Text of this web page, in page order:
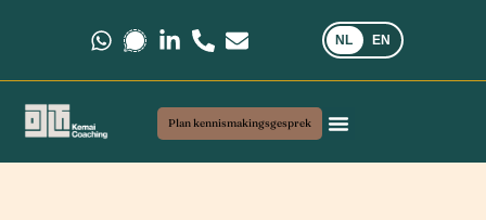
Stuur ons een bericht via WhatsApp.
Stuur ons een bericht via Signal.
Volg ons op LinkedIn.
Bel ons op +31 6 35 69 03 40
Stuur ons een e-mail via
NL EN
Plan kennismakingsgesprek